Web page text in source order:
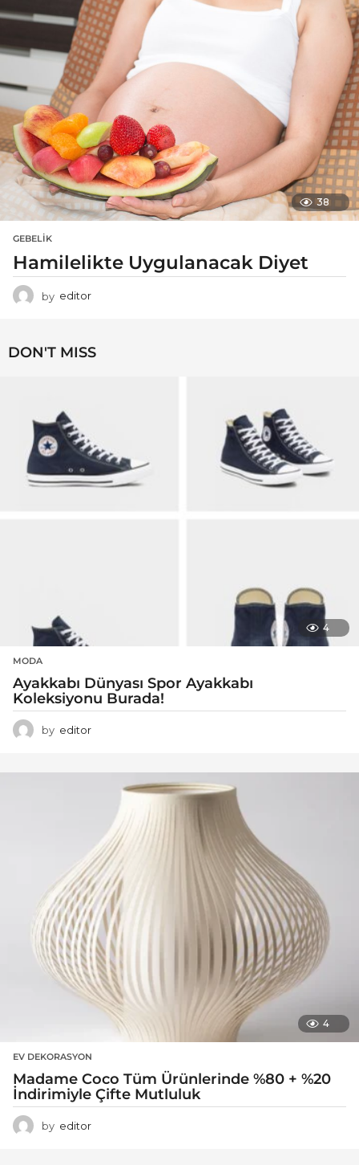
38
GEBELIK
Hamilelikte Uygulanacak Diyet
by editor
DON'T MISS
4
MODA
Ayakkabı Dünyası Spor Ayakkabı
Koleksiyonu Burada!
by editor
4
EV DEKORASYON
Madame Coco Tüm Ürünlerinde %80 + %20
İndirimiyle Çifte Mutluluk
by editor